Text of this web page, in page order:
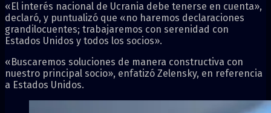
«El interés nacional de Ucrania debe tenerse en cuenta»,
declaró, y puntualizó que «no haremos declaraciones
grandilocuentes; trabajaremos con serenidad con
Estados Unidos y todos los socios».
«Buscaremos soluciones de manera constructiva con
nuestro principal socio», enfatizó Zelensky, en referencia
a Estados Unidos.